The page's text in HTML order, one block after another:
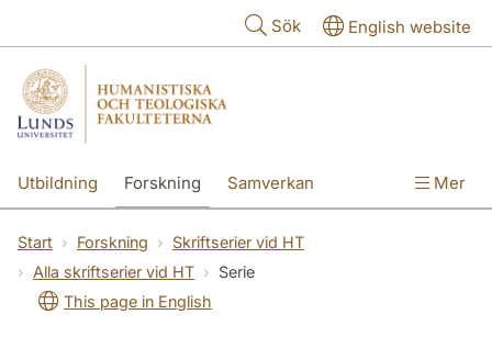
Sök English website
Utbildning Forskning Samverkan Mer
Start Forskning
Skriftserier vid HT
Alla skriftserier vid HT
Serie
This page in English